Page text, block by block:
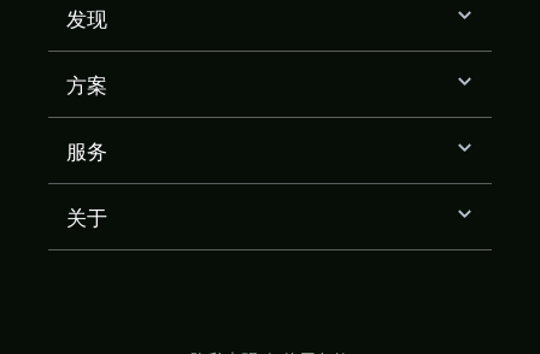
发现
方案
服务
关于